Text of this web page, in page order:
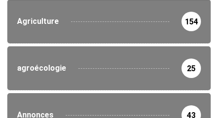
Agriculture 154
agroécologie 25
Annonces 43